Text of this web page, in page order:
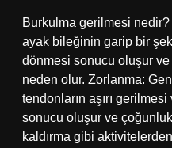
Burkulma gerilmesi
ayak bileğinin garip bir
dönmesi sonucu oluşur ve
neden olur. Zorlanma:
tendonların aşırı gerilmesi
sonucu oluşur ve
kaldırma gibi